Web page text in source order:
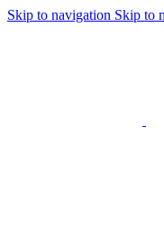
Skip to navigation Skip to